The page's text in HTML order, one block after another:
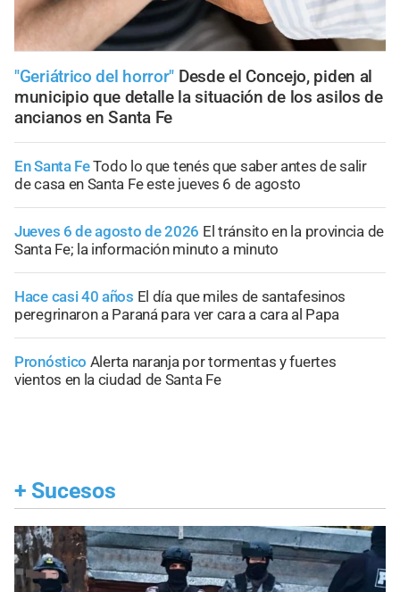
"Geriátrico del horror" Desde el Concejo, piden al
municipio que detalle la situación de los asilos de
ancianos en Santa Fe
En Santa FeTodo lo que tenés que saber antes de salir
de casa en Santa Fe este jueves 6 de agosto
Jueves 6 de agosto de 2026 El tránsito en la provincia de
Santa Fe; la información minuto a minuto
Hace casi 40 años El día que miles de santafesinos
peregrinaron a Paraná para ver cara a cara al Papa
Pronóstico Alerta naranja por tormentas y fuertes
vientos en la ciudad de Santa Fe
+ Sucesos